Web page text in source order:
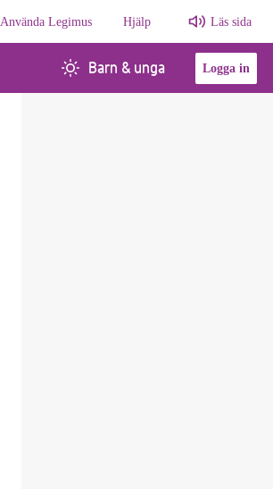
Använda Legimus Hjälp Läs sida
Barn & unga Logga in